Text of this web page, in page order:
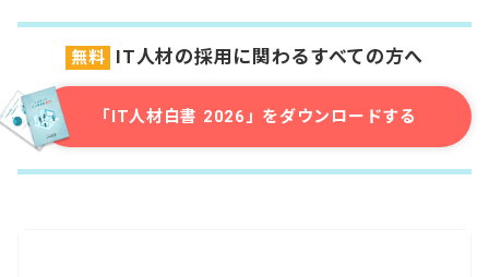
無料 IT人材の採用に関わるすべての方へ
「IT人材白書 2026」をダウンロードする